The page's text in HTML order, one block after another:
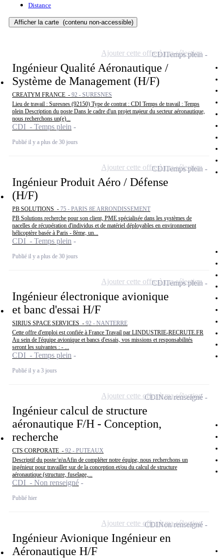
Distance
Afficher la carte (contenu non-accessible)
Ingénieur Qualité Aéronautique /
Système de Management (H/F)
CREATYM FRANCE - 92 - SURESNES
Lieu de travail : Suresnes (92150) Type de contrat : CDI Temps de travail : Temps
plein Description du poste Dans le cadre d'un projet majeur du secteur aéronautique,
nous recherchons un(e)...
CDI - Temps plein
Publié il y a plus de 30 jours
CDITemps plein
Ajouter cette offre à ma sélection
Ingénieur Produit Aéro / Défense
(H/F)
PB SOLUTIONS - 75 - PARIS 8E ARRONDISSEMENT
PB Solutions recherche pour son client, PME spécialisée dans les systèmes de
nacelles de récupération d'individus et de matériel déployables en environnement
hélicoptère basée à Paris - 8ème, un...
CDI - Temps plein
Publié il y a plus de 30 jours
CDITemps plein
Ajouter cette offre à ma sélection
Ingénieur électronique avionique
et banc d'essai H/F
SIRIUS SPACE SERVICES - 92 - NANTERRE
Cette offre d'emploi est confiée à France Travail par LINDUSTRIE-RECRUTE.FR
Au sein de l'équipe avionique et bancs d'essais, vos missions et responsabilités
seront les suivantes : - ...
CDI - Temps plein
Publié il y a 3 jours
CDITemps plein
Ajouter cette offre à ma sélection
Ingénieur calcul de structure
aéronautique F/H - Conception,
recherche
CTS CORPORATE - 92 - PUTEAUX
Descriptif du poste:\n\nAfin de compléter notre équipe, nous recherchons un
ingénieur pour travailler sur de la conception et/ou du calcul de structure
aéronautique (structure, fuselage,...
CDI - Non renseigné
Publié hier
CDINon renseigné
Ajouter cette offre à ma sélection
Ingénieur Avionique Ingénieur en
Aéronautique H/F
CDINon renseigné
Ajouter cette offre à ma sélection